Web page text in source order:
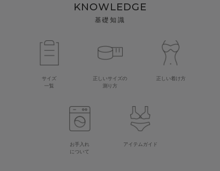
KNOWLEDGE
基礎知識
サイズ
一覧
正しいサイズの
測り方
正しい着け方
お手入れ
について
アイテムガイド